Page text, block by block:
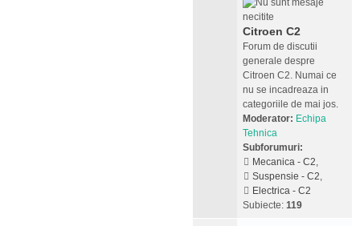
Citroen C2
Forum de discutii
generale despre
Citroen C2. Numai ce
nu se incadreaza in
categoriile de mai jos.
Moderator: Echipa
Tehnica
Subforumuri:
Mecanica - C2,
Suspensie - C2,
Electrica - C2
Subiecte: 119